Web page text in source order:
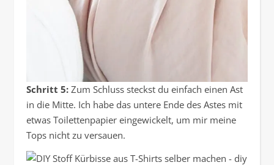
Schritt 5: Zum Schluss steckst du einfach einen Ast
in die Mitte. Ich habe das untere Ende des Astes mit
etwas Toilettenpapier eingewickelt, um mir meine
Tops nicht zu versauen.